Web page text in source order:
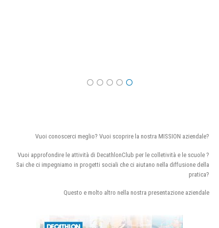
Vuoi conoscerci meglio? Vuoi scoprire la nostra MISSION aziendale?
Vuoi approfondire le attività di DecathlonClub per le colletività e le scuole ?
Sai che ci impegniamo in progetti sociali che ci aiutano nella diffusione della
pratica?
Questo e molto altro nella nostra presentazione aziendale